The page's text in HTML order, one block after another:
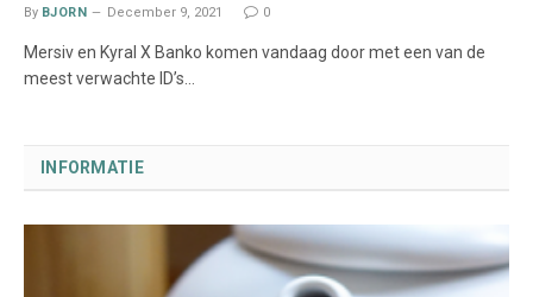
By BJORN December 9, 2021 0
Mersiv en Kyral X Banko komen vandaag door met een van de
meest verwachte ID’s…
INFORMATIE